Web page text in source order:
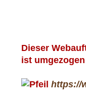
Dieser
ist
https://